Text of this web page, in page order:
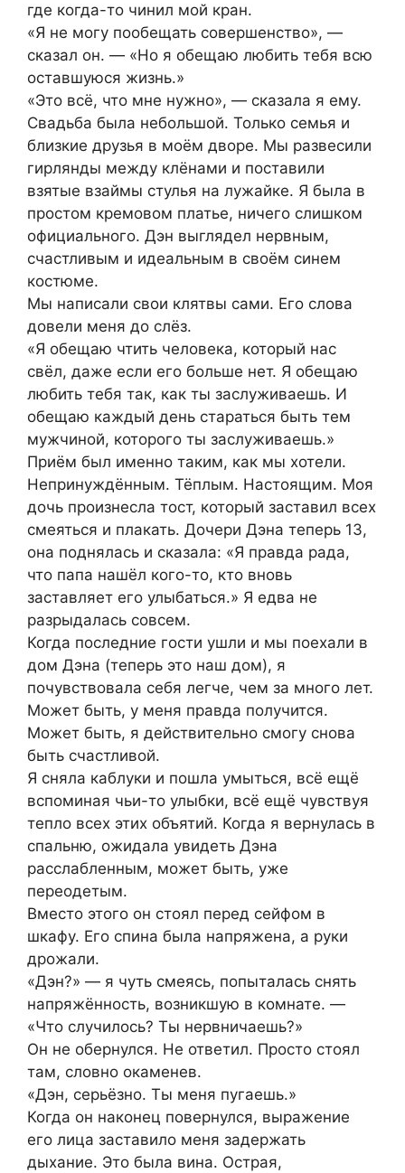
где когда-то чинил мой кран.
«Я не могу пообещать совершенство», —
сказал он. — «Но я обещаю любить тебя всю
оставшуюся жизнь.»
«Это всё, что мне нужно», — сказала я ему.
Свадьба была небольшой. Только семья и
близкие друзья в моём дворе. Мы развесили
гирлянды между клёнами и поставили
взятые взаймы стулья на лужайке. Я была в
простом кремовом платье, ничего слишком
официального. Дэн выглядел нервным,
счастливым и идеальным в своём синем
костюме.
Мы написали свои клятвы сами. Его слова
довели меня до слёз.
«Я обещаю чтить человека, который нас
свёл, даже если его больше нет. Я обещаю
любить тебя так, как ты заслуживаешь. И
обещаю каждый день стараться быть тем
мужчиной, которого ты заслуживаешь.»
Приём был именно таким, как мы хотели.
Непринуждённым. Тёплым. Настоящим. Моя
дочь произнесла тост, который заставил всех
смеяться и плакать. Дочери Дэна теперь 13,
она поднялась и сказала: «Я правда рада,
что папа нашёл кого-то, кто вновь
заставляет его улыбаться.» Я едва не
разрыдалась совсем.
Когда последние гости ушли и мы поехали в
дом Дэна (теперь это наш дом), я
почувствовала себя легче, чем за много лет.
Может быть, у меня правда получится.
Может быть, я действительно смогу снова
быть счастливой.
Я сняла каблуки и пошла умыться, всё ещё
вспоминая чьи-то улыбки, всё ещё чувствуя
тепло всех этих объятий. Когда я вернулась в
спальню, ожидала увидеть Дэна
расслабленным, может быть, уже
переодетым.
Вместо этого он стоял перед сейфом в
шкафу. Его спина была напряжена, а руки
дрожали.
«Дэн?» — я чуть смеясь, попыталась снять
напряжённость, возникшую в комнате. —
«Что случилось? Ты нервничаешь?»
Он не обернулся. Не ответил. Просто стоял
там, словно окаменев.
«Дэн, серьёзно. Ты меня пугаешь.»
Когда он наконец повернулся, выражение
его лица заставило меня задержать
дыхание. Это была вина. Острая,